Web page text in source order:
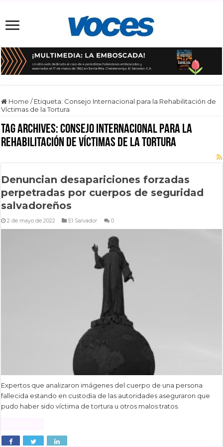
Home / Etiqueta: Consejo Internacional para la Rehabilitación de
Víctimas de la Tortura
Tag Archives:Consejo Internacional para la
Rehabilitación de Víctimas de la Tortura
Denuncian desapariciones forzadas
perpetradas por cuerpos de seguridad
salvadoreños
2 de mayo de 2022 El Salvador 0
Expertos que analizaron imágenes del cuerpo de una persona
fallecida estando en custodia de las autoridades aseguraron que
pudo haber sido víctima de tortura u otros malos tratos.